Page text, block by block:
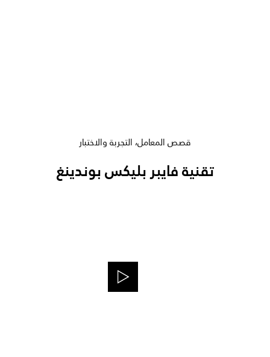
قصص المعامل، التجربة والاختبار
تقنية فايبر بليكس بوندينغ